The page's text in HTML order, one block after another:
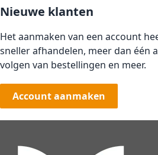
Nieuwe klanten
Het aanmaken van een account
sneller afhandelen, meer dan één
volgen van bestellingen en meer.
Account aanmaken